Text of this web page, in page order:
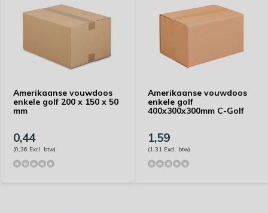
Amerikaanse vouwdoos
enkele golf 200 x 150 x 50
mm
0,44
(0,36 Excl. btw)
Amerikaanse vouwdoos
enkele golf
400x300x300mm C-Golf
1,59
(1,31 Excl. btw)